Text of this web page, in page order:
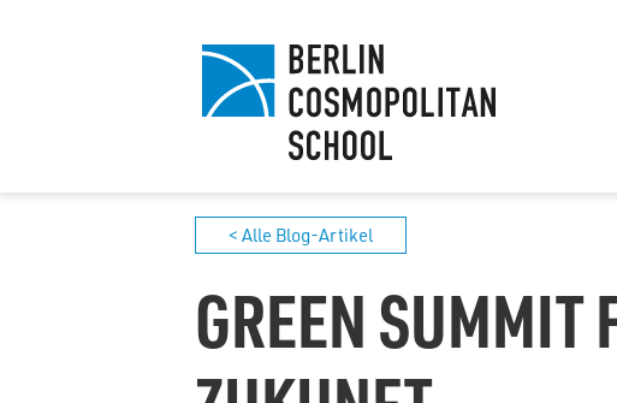
< Alle Blog-Artikel
GREEN SUMMIT